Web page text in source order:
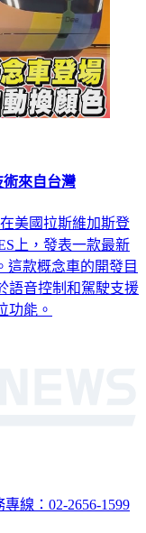
來自台灣
美國拉斯維加斯登
上，發表一款最新
這款概念車的開發目
語音控制和駕駛支援
功能。
線：02-2656-1599